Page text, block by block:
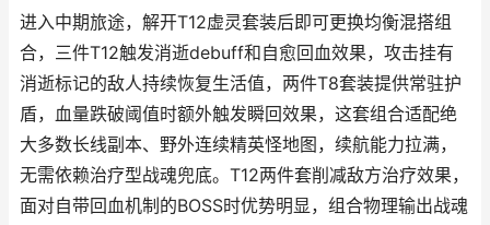
进入中期旅途，解开T12虚灵套装后即可更换均衡混搭组
合，三件T12触发消逝debuff和自愈回血效果，攻击挂有
消逝标记的敌人持续恢复生活值，两件T8套装提供常驻护
盾，血量跌破阈值时额外触发瞬回效果，这套组合适配绝
大多数长线副本、野外连续精英怪地图，续航能力拉满，
无需依赖治疗型战魂兜底。T12两件套削减敌方治疗效果，
面对自带回血机制的BOSS时优势明显，组合物理输出战魂